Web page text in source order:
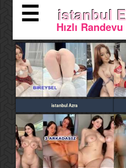
☰ istanbul
Hızlı
istanbul Azra